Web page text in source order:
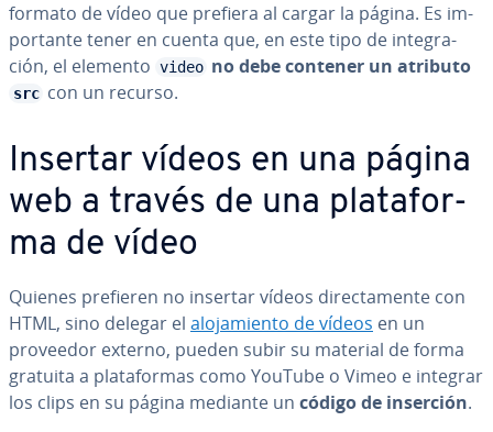
formato de vídeo que prefiera al cargar la página. Es im­
po­r­ta­n­te tener en cuenta que, en este tipo de in­te­gra­
ción, el elemento video no debe contener un atributo
src con un recurso.
Insertar vídeos en una página
web a través de una pla­ta­fo­r­
ma de vídeo
Quienes prefieren no insertar vídeos di­re­c­ta­me­n­te con
HTML, sino delegar el alo­ja­mie­n­to de vídeos en un
proveedor externo, pueden subir su material de forma
gratuita a pla­ta­fo­r­mas como YouTube o Vimeo e integrar
los clips en su página mediante un código de inserción.